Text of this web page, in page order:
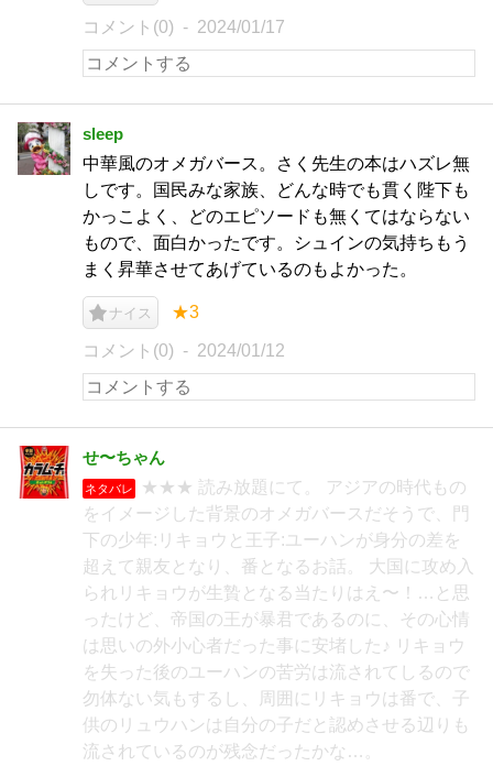
コメント(0) 2024/01/17
sleep
中華風のオメガバース。さく先生の本はハズレ無
しです。国民みな家族、どんな時でも貫く陛下も
かっこよく、どのエピソードも無くてはならない
もので、面白かったです。シュインの気持ちもう
まく昇華させてあげているのもよかった。
ナイス ★3
コメント(0) 2024/01/12
せ〜ちゃん
ネタバレ
★★★ 読み放題にて。 アジアの時代もの
をイメージした背景のオメガバースだそうで、門
下の少年:リキョウと王子:ユーハンが身分の差を
超えて親友となり、番となるお話。 大国に攻め入
られリキョウが生贄となる当たりはえ〜！…と思
ったけど、帝国の王が暴君であるのに、その心情
は思いの外小心者だった事に安堵した♪ リキョウ
を失った後のユーハンの苦労は流されてしるので
勿体ない気もするし、周囲にリキョウは番で、子
供のリュウハンは自分の子だと認めさせる辺りも
流されているのが残念だったかな…。